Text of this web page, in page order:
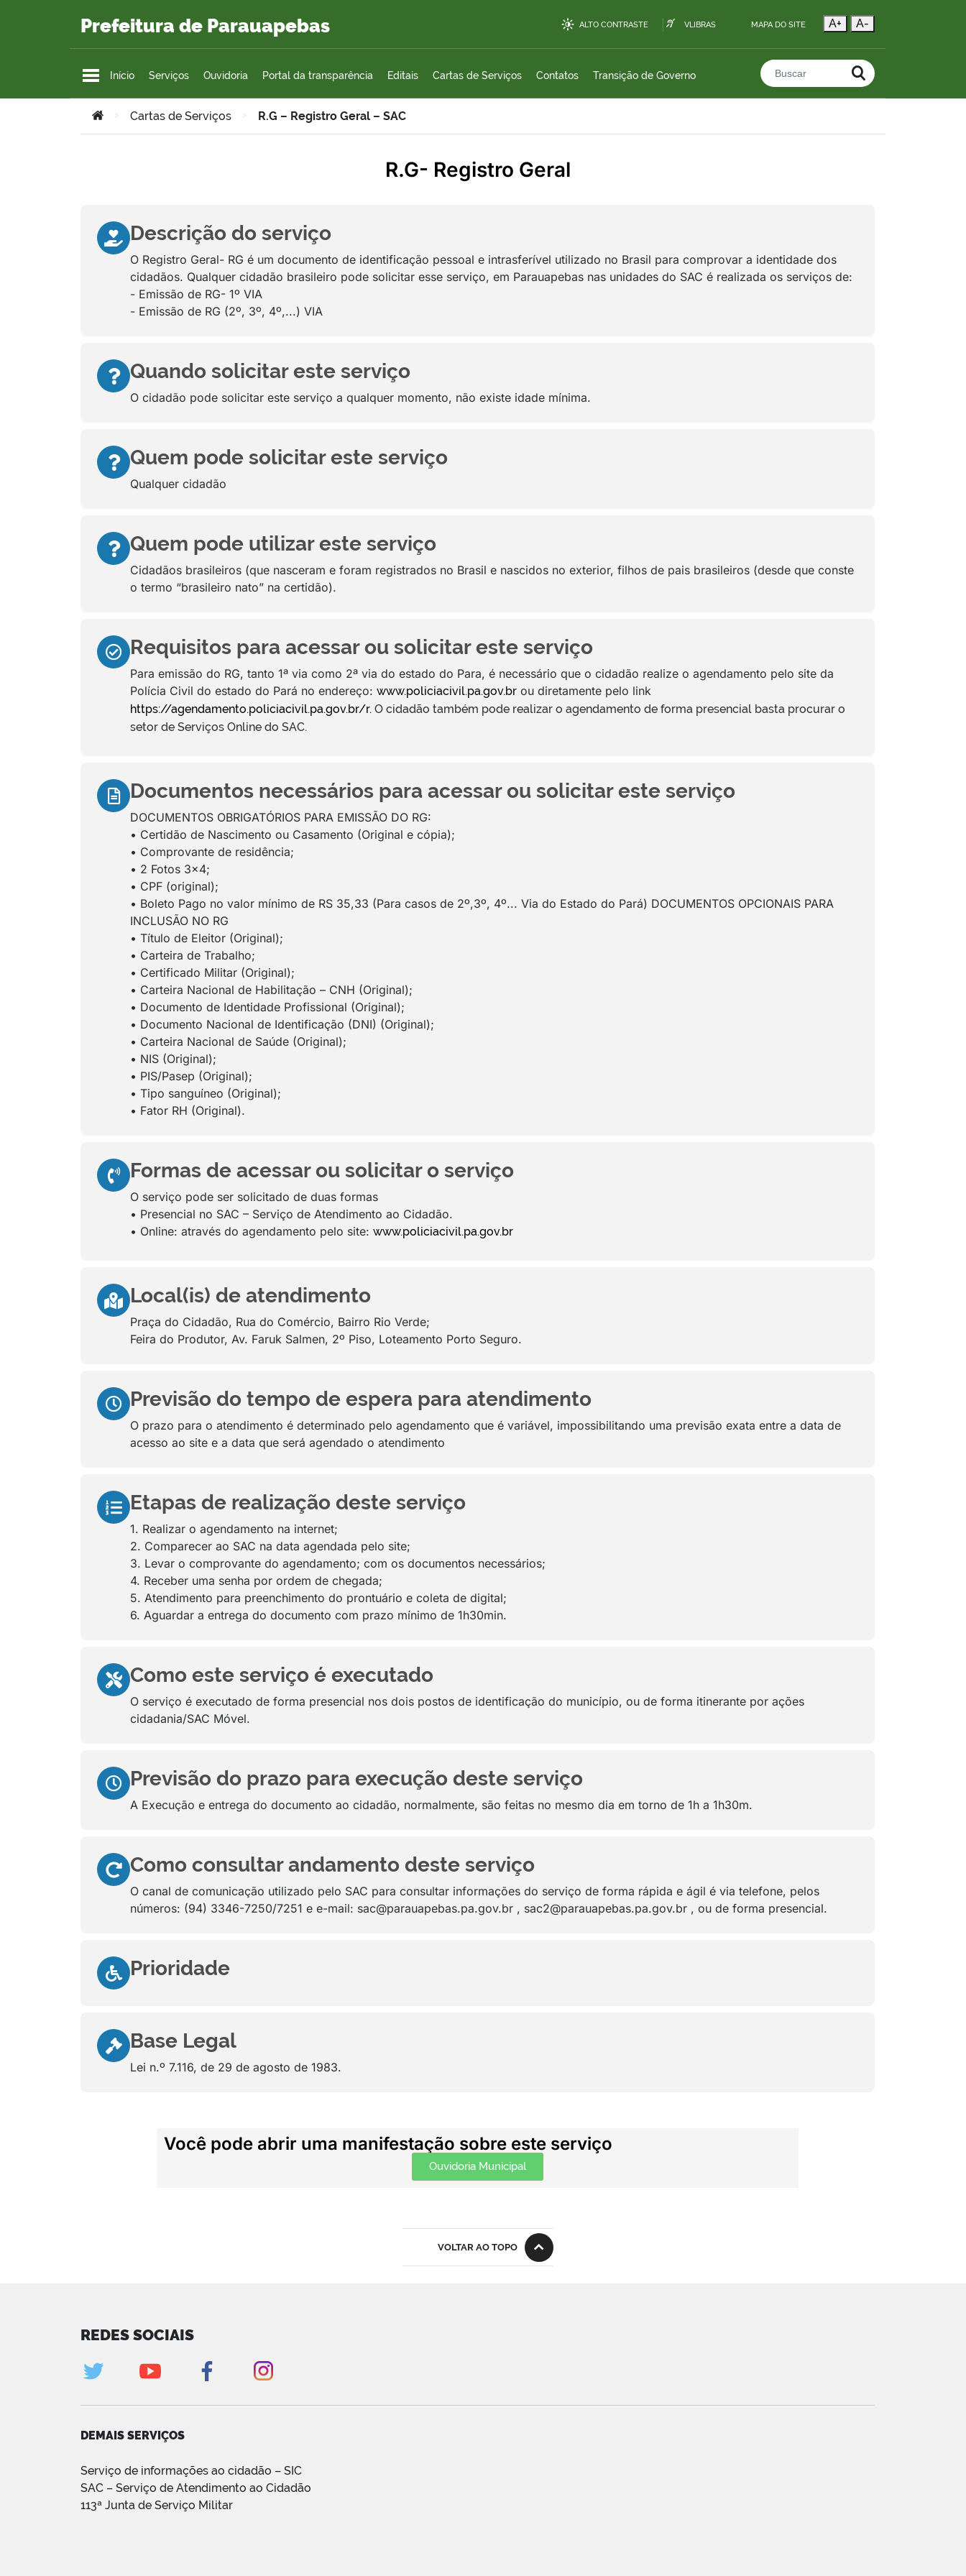
Prefeitura de Parauapebas ALTO CONTRASTE VLIBRAS MAPA DO SITE A+ A-
Início Serviços Ouvidoria Portal da transparência Editais Cartas de Serviços Contatos Transição de Governo Buscar no portal
Você está aqui:
> Cartas de Serviços > R.G – Registro Geral – SAC
R.G- Registro Geral
Descrição do serviço
O Registro Geral- RG é um documento de identificação pessoal e intrasferível utilizado no Brasil para comprovar a identidade dos
cidadãos. Qualquer cidadão brasileiro pode solicitar esse serviço, em Parauapebas nas unidades do SAC é realizada os serviços de:
- Emissão de RG- 1º VIA
- Emissão de RG (2º, 3º, 4º,...) VIA
Quando solicitar este serviço
O cidadão pode solicitar este serviço a qualquer momento, não existe idade mínima.
Quem pode solicitar este serviço
Qualquer cidadão
Quem pode utilizar este serviço
Cidadãos brasileiros (que nasceram e foram registrados no Brasil e nascidos no exterior, filhos de pais brasileiros (desde que conste
o termo “brasileiro nato” na certidão).
Requisitos para acessar ou solicitar este serviço
Para emissão do RG, tanto 1ª via como 2ª via do estado do Para, é necessário que o cidadão realize o agendamento pelo site da
Polícia Civil do estado do Pará no endereço: www.policiacivil.pa.gov.br ou diretamente pelo link
https://agendamento.policiacivil.pa.gov.br/r. O cidadão também pode realizar o agendamento de forma presencial basta procurar o
setor de Serviços Online do SAC.
Documentos necessários para acessar ou solicitar este serviço
DOCUMENTOS OBRIGATÓRIOS PARA EMISSÃO DO RG:
• Certidão de Nascimento ou Casamento (Original e cópia);
• Comprovante de residência;
• 2 Fotos 3x4;
• CPF (original);
• Boleto Pago no valor mínimo de RS 35,33 (Para casos de 2º,3º, 4º... Via do Estado do Pará) DOCUMENTOS OPCIONAIS PARA
INCLUSÃO NO RG
• Título de Eleitor (Original);
• Carteira de Trabalho;
• Certificado Militar (Original);
• Carteira Nacional de Habilitação – CNH (Original);
• Documento de Identidade Profissional (Original);
• Documento Nacional de Identificação (DNI) (Original);
• Carteira Nacional de Saúde (Original);
• NIS (Original);
• PIS/Pasep (Original);
• Tipo sanguíneo (Original);
• Fator RH (Original).
Formas de acessar ou solicitar o serviço
O serviço pode ser solicitado de duas formas
• Presencial no SAC – Serviço de Atendimento ao Cidadão.
• Online: através do agendamento pelo site: www.policiacivil.pa.gov.br
Local(is) de atendimento
Praça do Cidadão, Rua do Comércio, Bairro Rio Verde;
Feira do Produtor, Av. Faruk Salmen, 2º Piso, Loteamento Porto Seguro.
Previsão do tempo de espera para atendimento
O prazo para o atendimento é determinado pelo agendamento que é variável, impossibilitando uma previsão exata entre a data de
acesso ao site e a data que será agendado o atendimento
Etapas de realização deste serviço
1. Realizar o agendamento na internet;
2. Comparecer ao SAC na data agendada pelo site;
3. Levar o comprovante do agendamento; com os documentos necessários;
4. Receber uma senha por ordem de chegada;
5. Atendimento para preenchimento do prontuário e coleta de digital;
6. Aguardar a entrega do documento com prazo mínimo de 1h30min.
Como este serviço é executado
O serviço é executado de forma presencial nos dois postos de identificação do município, ou de forma itinerante por ações
cidadania/SAC Móvel.
Previsão do prazo para execução deste serviço
A Execução e entrega do documento ao cidadão, normalmente, são feitas no mesmo dia em torno de 1h a 1h30m.
Como consultar andamento deste serviço
O canal de comunicação utilizado pelo SAC para consultar informações do serviço de forma rápida e ágil é via telefone, pelos
números: (94) 3346-7250/7251 e e-mail: sac@parauapebas.pa.gov.br , sac2@parauapebas.pa.gov.br , ou de forma presencial.
Prioridade
Base Legal
Lei n.º 7.116, de 29 de agosto de 1983.
Você pode abrir uma manifestação sobre este serviço
Ouvidoria Municipal
VOLTAR AO TOPO
REDES SOCIAIS
DEMAIS SERVIÇOS
Serviço de informações ao cidadão – SIC
SAC – Serviço de Atendimento ao Cidadão
113ª Junta de Serviço Militar